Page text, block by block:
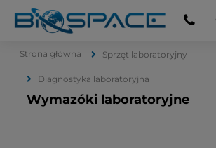
Strona główna Sprzęt laboratoryjny
Diagnostyka laboratoryjna
Wymazóki laboratoryjne